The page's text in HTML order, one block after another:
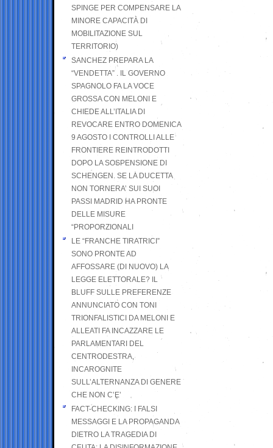
SPINGE PER COMPENSARE LA
MINORE CAPACITÀ DI
MOBILITAZIONE SUL
TERRITORIO)
SANCHEZ PREPARA LA
“VENDETTA” . IL GOVERNO
SPAGNOLO FA LA VOCE
GROSSA CON MELONI E
CHIEDE ALL’ITALIA DI
REVOCARE ENTRO DOMENICA
9 AGOSTO I CONTROLLI ALLE
FRONTIERE REINTRODOTTI
DOPO LA SOSPENSIONE DI
SCHENGEN. SE LA DUCETTA
NON TORNERA’ SUI SUOI
PASSI MADRID HA PRONTE
DELLE MISURE
“PROPORZIONALI
LE “FRANCHE TIRATRICI”
SONO PRONTE AD
AFFOSSARE (DI NUOVO) LA
LEGGE ELETTORALE? IL
BLUFF SULLE PREFERENZE
ANNUNCIATO CON TONI
TRIONFALISTICI DA MELONI E
ALLEATI FA INCAZZARE LE
PARLAMENTARI DEL
CENTRODESTRA,
INCAROGNITE
SULL’ALTERNANZA DI GENERE
CHE NON C’E’
FACT-CHECKING: I FALSI
MESSAGGI E LA PROPAGANDA
DIETRO LA TRAGEDIA DI